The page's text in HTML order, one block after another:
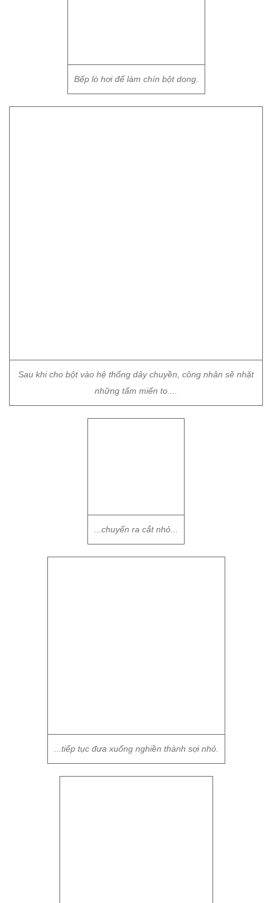
Bếp lò hơi để làm chín bột dong.
Sau khi cho bột vào hệ thống dây chuyền, công nhân sẽ nhặt
những tấm miến to....
...chuyển ra cắt nhỏ...
...tiếp tục đưa xuống nghiền thành sợi nhỏ.